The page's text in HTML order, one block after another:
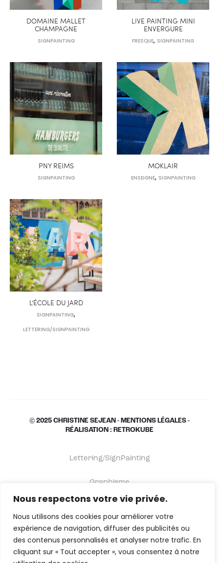
Nous respectons votre vie privée.
Nous utilisons des cookies pour améliorer votre
expérience de navigation, diffuser des publicités ou
des contenus personnalisés et analyser notre trafic. En
cliquant sur « Tout accepter », vous consentez à notre
DOMAINE MALLET
CHAMPAGNE
SIGNPAINTING
LIVE PAINTING MINI
ENVERGURE
FRESQUE, SIGNPAINTING
PNY REIMS
SIGNPAINTING
MOKLAIR
ENSEIGNE, SIGNPAINTING
L’ÉCOLE DU JARD
SIGNPAINTING,
LETTERING/SIGNPAINTING
© 2025 CHRISTINE SEJEAN - MENTIONS LÉGALES -
RÉALISATION : RETROKUBE
Lettering/SignPainting
Graphisme
À propos
Contact